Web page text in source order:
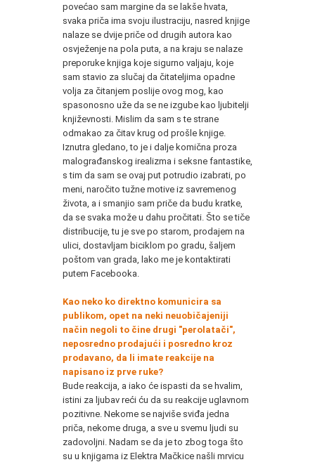
povećao sam margine da se lakše hvata,
svaka priča ima svoju ilustraciju, nasred knjige
nalaze se dvije priče od drugih autora kao
osvježenje na pola puta, a na kraju se nalaze
preporuke knjiga koje sigurno valjaju, koje
sam stavio za slučaj da čitateljima opadne
volja za čitanjem poslije ovog mog, kao
spasonosno uže da se ne izgube kao ljubitelji
književnosti. Mislim da sam s te strane
odmakao za čitav krug od prošle knjige.
Iznutra gledano, to je i dalje komična proza
malograđanskog irealizma i seksne fantastike,
s tim da sam se ovaj put potrudio izabrati, po
meni, naročito tužne motive iz savremenog
života, a i smanjio sam priče da budu kratke,
da se svaka može u dahu pročitati. Što se tiče
distribucije, tu je sve po starom, prodajem na
ulici, dostavljam biciklom po gradu, šaljem
poštom van grada, lako me je kontaktirati
putem Facebooka.
Kao neko ko direktno komunicira sa
publikom, opet na neki neuobičajeniji
način negoli to čine drugi "perolatači",
neposredno prodajući i posredno kroz
prodavano, da li imate reakcije na
napisano iz prve ruke?
Bude reakcija, a iako će ispasti da se hvalim,
istini za ljubav reći ću da su reakcije uglavnom
pozitivne. Nekome se najviše sviđa jedna
priča, nekome druga, a sve u svemu ljudi su
zadovoljni. Nadam se da je to zbog toga što
su u knjigama iz Elektra Mačkice našli mrvicu